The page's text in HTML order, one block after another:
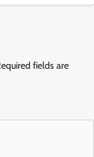
fields are